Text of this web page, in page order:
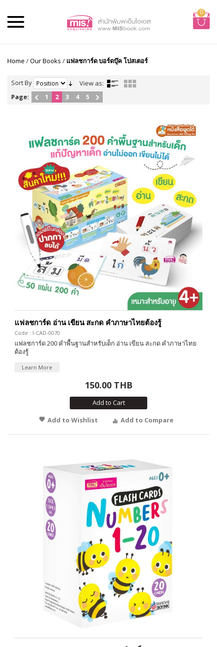
0
Home /Our Books / แฟลชการ์ด บอร์ดบุ๊ค โปสเตอร์
Sort By
View as:
Page:
1 2 3 4 5
แฟลชการ์ด อ่าน เขียน สะกด คำภาษาไทยต้องรู้
Code : I-CAD-0070
แฟลชการ์ด 200 คำพื้นฐานสำหรับเด็ก อ่าน เขียน สะกด คำภาษาไทย
ต้องรู้
Learn More
150.00 THB
Add to Cart
Add to Wishlist
Add to Compare